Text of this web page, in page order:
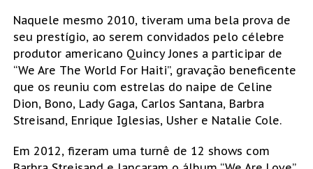
Naquele mesmo 2010, tiveram uma bela prova de
seu prestígio, ao serem convidados pelo célebre
produtor americano Quincy Jones a participar de
“We Are The World For Haiti”, gravação beneficente
que os reuniu com estrelas do naipe de Celine
Dion, Bono, Lady Gaga, Carlos Santana, Barbra
Streisand, Enrique Iglesias, Usher e Natalie Cole.
Em 2012, fizeram uma turnê de 12 shows com